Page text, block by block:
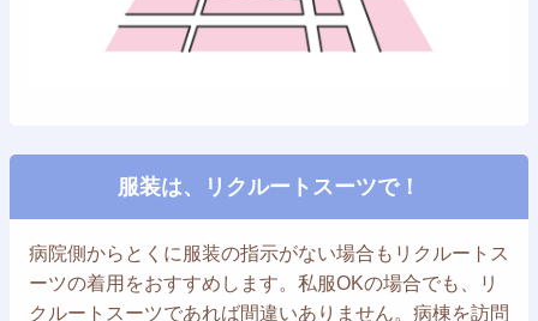
服装は、リクルートスーツで！
病院側からとくに服装の指示がない場合もリクルートス
ーツの着用をおすすめします。私服OKの場合でも、リ
クルートスーツであれば間違いありません。病棟を訪問